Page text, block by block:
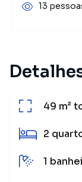
49 m²
2
1
13